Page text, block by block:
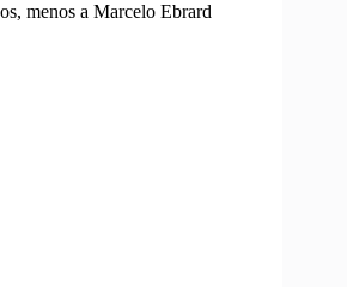
menos a Marcelo Ebrard